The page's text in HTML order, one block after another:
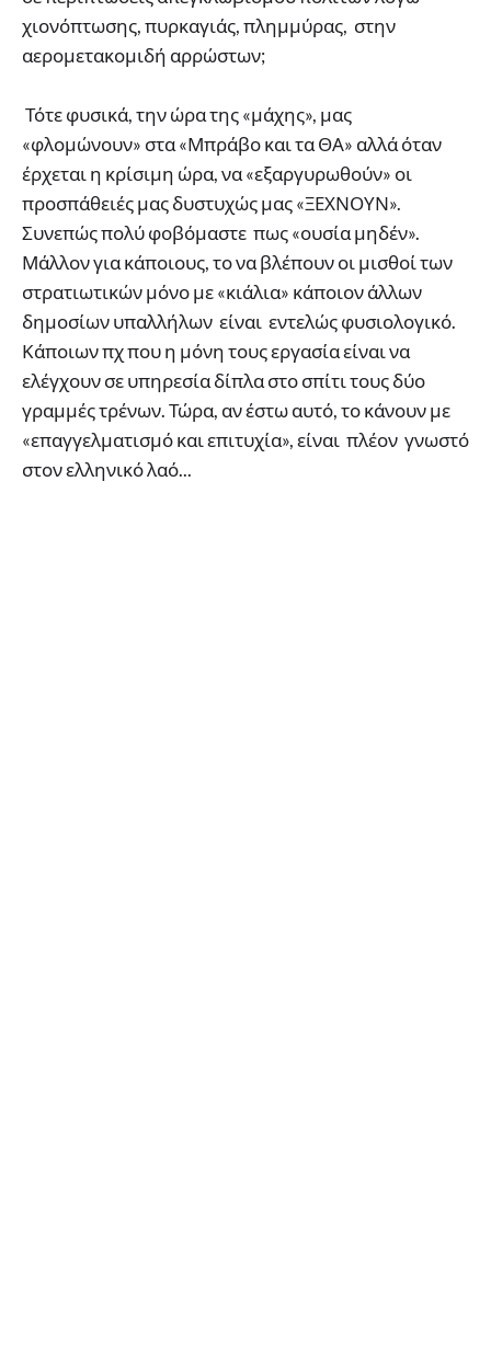
χιονόπτωσης, πυρκαγιάς, πλημμύρας, στην
αερομετακομιδή αρρώστων;
Τότε φυσικά, την ώρα της «μάχης», μας
«φλομώνουν» στα «Μπράβο και τα ΘΑ» αλλά όταν
έρχεται η κρίσιμη ώρα, να «εξαργυρωθούν» οι
προσπάθειές μας δυστυχώς μας «ΞΕΧΝΟΥΝ».
Συνεπώς πολύ φοβόμαστε πως «ουσία μηδέν».
Μάλλον για κάποιους, το να βλέπουν οι μισθοί των
στρατιωτικών μόνο με «κιάλια» κάποιον άλλων
δημοσίων υπαλλήλων είναι εντελώς φυσιολογικό.
Κάποιων πχ που η μόνη τους εργασία είναι να
ελέγχουν σε υπηρεσία δίπλα στο σπίτι τους δύο
γραμμές τρένων. Τώρα, αν έστω αυτό, το κάνουν με
«επαγγελματισμό και επιτυχία», είναι πλέον γνωστό
στον ελληνικό λαό...